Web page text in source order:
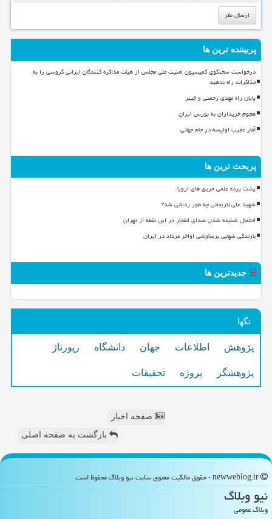
پربیننده ترین ها
درخواست سخنگوی کمیسیون امنیت ملی مجلس از هیأت مذاکره کنندگان ایرانی گروسی را به
مذاکرات راه ندهید
پایان راه مهدی رحمتی و خیبر
هجوم خریداران به بورس ایران
آمار عجیب اولیسه در جام جهانی
پربحث ترین ها
پشت پرده علمی حریق های اروپا
شهید علی لاریجانی چه طور ردیابی شد؟
احتمال شنیده شدن صدای انفجار در این نقطه از تهران
بارندگی شهابی برساوشی اواخر مرداد در ایران
جدیدترین ها
تگها
پژوهش اطلاعات جهان دانشگاه رپورتاژ
پژوهشگر پروژه تحقیقات
صفحه اخبار
بازگشت به صفحه اصلی
نیو وبلاگ
وبلاگ عمومی